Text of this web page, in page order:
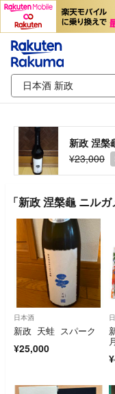
新政 涅槃
¥23,000
「新政 涅槃龜 ニル
日本酒
新政 天蛙 スパーク
¥25,000